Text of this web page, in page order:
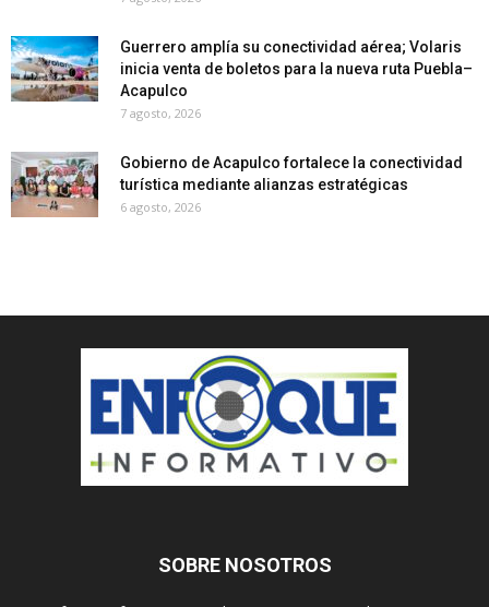
Guerrero amplía su conectividad aérea; Volaris
inicia venta de boletos para la nueva ruta Puebla–
Acapulco
7 agosto, 2026
Gobierno de Acapulco fortalece la conectividad
turística mediante alianzas estratégicas
6 agosto, 2026
SOBRE NOSOTROS